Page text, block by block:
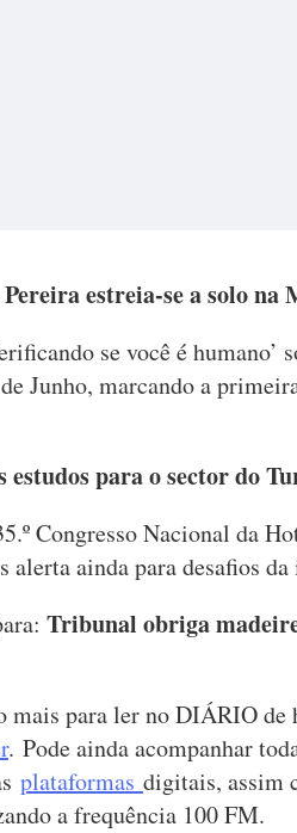
estreia-se a solo na
se você é humano’
Junho, marcando a
estudos para o sector do
Congresso Nacional da
alerta ainda para desafios
Tribunal obriga
mais para ler no DIÁRIO de
. Pode ainda acompanhar
plataformas digitais, assim
a frequência 100 FM.